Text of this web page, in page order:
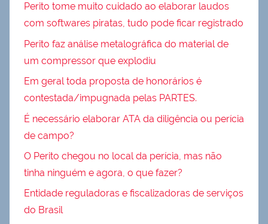
Perito tome muito cuidado ao elaborar laudos
com softwares piratas, tudo pode ficar registrado
Perito faz análise metalográfica do material de
um compressor que explodiu
Em geral toda proposta de honorários é
contestada/impugnada pelas PARTES.
É necessário elaborar ATA da diligência ou perícia
de campo?
O Perito chegou no local da perícia, mas não
tinha ninguém e agora, o que fazer?
Entidade reguladoras e fiscalizadoras de serviços
do Brasil